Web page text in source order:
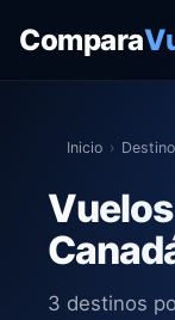
Compara
Inicio ›
3 destinos